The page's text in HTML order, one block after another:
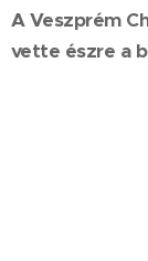
A Veszprém
vette észre a